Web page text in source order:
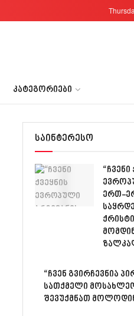
ᲙᲐᲢᲔᲒᲝᲠᲘᲔᲑᲘ
საინტერესო
“ჩვენი
ერთ-
“ჩვენ გვირჩევნია
სათქმელი
შევუქმნათ